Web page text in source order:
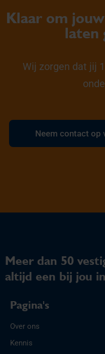
Klaar om
laten
Wij zorgen dat jij
Neem contact op
Meer dan 50
altijd een bij jou
Pagina's
Over ons
Kennis